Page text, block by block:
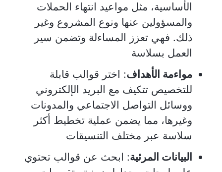
الأساسية، مثل مواعيد انتهاء الحملات
والمسؤولين عنها ونوع المشروع وغير
ذلك. فهي تعزز المساءلة وتضمن سير
العمل بسلاسة
مواءمة الأهداف: اختر قوالب قابلة
للتخصيص تتكيف مع البريد الإلكتروني
ووسائل التواصل الاجتماعي والمدونات
وغيرها، مما يضمن عملية تخطيط أكثر
سلاسة عبر مختلف التنسيقات
البيانات المرئية: ابحث عن قوالب تحتوي